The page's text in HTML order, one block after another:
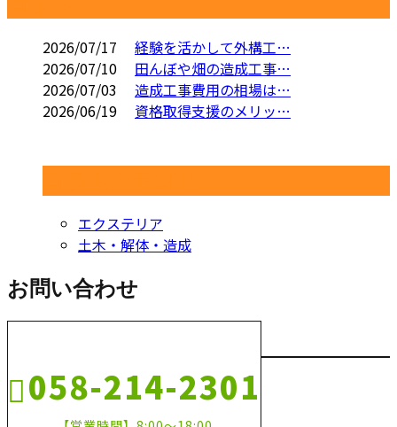
2026/07/17
経験を活かして外構工…
2026/07/10
田んぼや畑の造成工事…
2026/07/03
造成工事費用の相場は…
2026/06/19
資格取得支援のメリッ…
エクステリア
土木・解体・造成
お問い合わせ
058-214-2301